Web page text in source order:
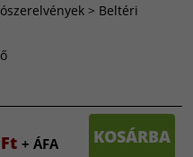
> Beltéri
+ ÁFA KOSÁRBA